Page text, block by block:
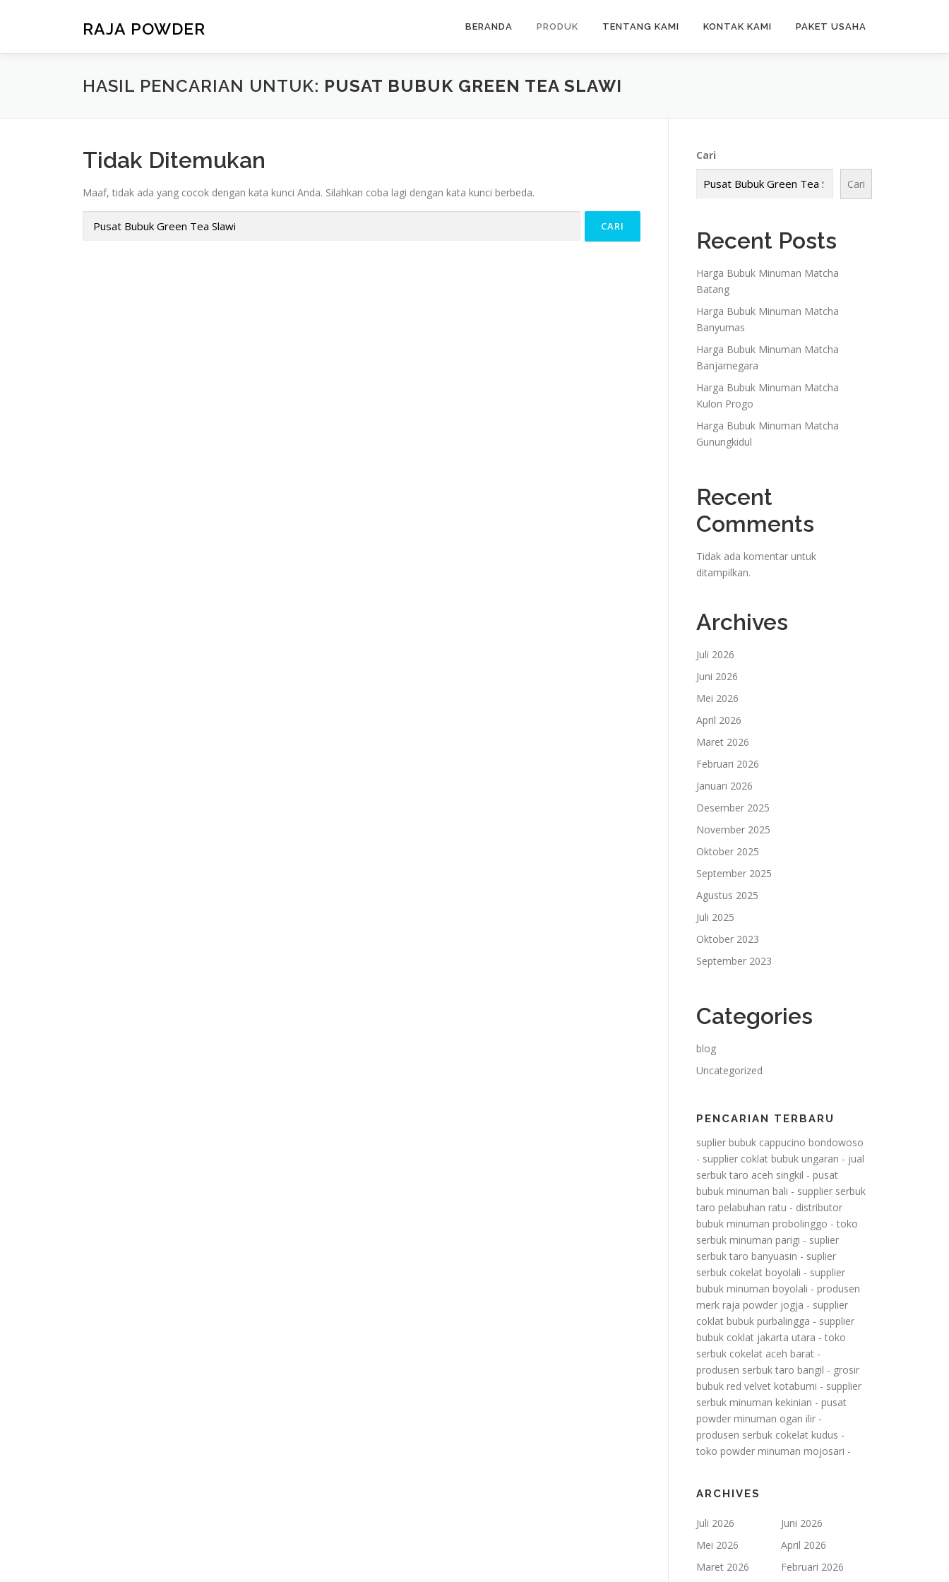
RAJA POWDER BERANDA PRODUK TENTANG KAMI KONTAK KAMI PAKET USAHA
HASIL PENCARIAN UNTUK: PUSAT BUBUK GREEN TEA SLAWI
Tidak Ditemukan
Maaf, tidak ada yang cocok dengan kata kunci Anda. Silahkan coba lagi dengan kata kunci berbeda.
Cari
Cari
Recent Posts
Harga Bubuk Minuman Matcha
Batang
Harga Bubuk Minuman Matcha
Banyumas
Harga Bubuk Minuman Matcha
Banjarnegara
Harga Bubuk Minuman Matcha
Kulon Progo
Harga Bubuk Minuman Matcha
Gunungkidul
Recent
Comments
Tidak ada komentar untuk
ditampilkan.
Archives
Juli 2026
Juni 2026
Mei 2026
April 2026
Maret 2026
Februari 2026
Januari 2026
Desember 2025
November 2025
Oktober 2025
September 2025
Agustus 2025
Juli 2025
Oktober 2023
September 2023
Categories
blog
Uncategorized
PENCARIAN TERBARU
suplier bubuk cappucino bondowoso
- supplier coklat bubuk ungaran - jual
serbuk taro aceh singkil - pusat
bubuk minuman bali - supplier serbuk
taro pelabuhan ratu - distributor
bubuk minuman probolinggo - toko
serbuk minuman parigi - suplier
serbuk taro banyuasin - suplier
serbuk cokelat boyolali - supplier
bubuk minuman boyolali - produsen
merk raja powder jogja - supplier
coklat bubuk purbalingga - supplier
bubuk coklat jakarta utara - toko
serbuk cokelat aceh barat -
produsen serbuk taro bangil - grosir
bubuk red velvet kotabumi - supplier
serbuk minuman kekinian - pusat
powder minuman ogan ilir -
produsen serbuk cokelat kudus -
toko powder minuman mojosari -
ARCHIVES
Juli 2026
Juni 2026
Mei 2026
April 2026
Maret 2026
Februari 2026